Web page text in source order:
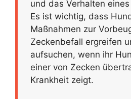
und das Verhalten
Es ist wichtig, dass
Maßnahmen zur
Zeckenbefall ergreifen
aufsuchen, wenn ihr
einer von Zecken
Krankheit zeigt.